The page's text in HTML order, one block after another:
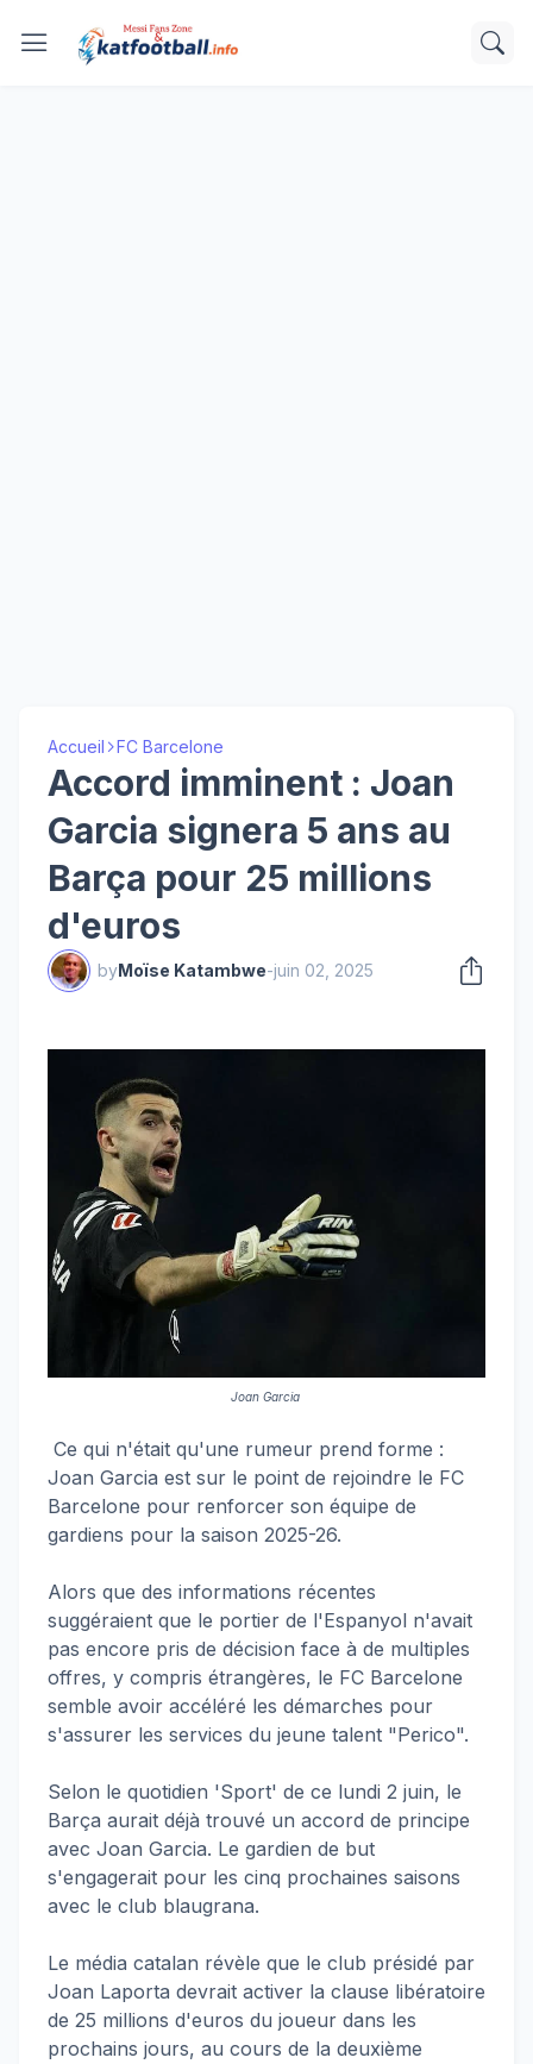
Accueil FC Barcelone
Accord imminent : Joan
Garcia signera 5 ans au
Barça pour 25 millions
d'euros
byMoïse Katambwe-juin 02, 2025
Joan Garcia
Ce qui n'était qu'une rumeur prend forme :
Joan Garcia est sur le point de rejoindre le FC
Barcelone pour renforcer son équipe de
gardiens pour la saison 2025-26.
Alors que des informations récentes
suggéraient que le portier de l'Espanyol n'avait
pas encore pris de décision face à de multiples
offres, y compris étrangères, le FC Barcelone
semble avoir accéléré les démarches pour
s'assurer les services du jeune talent "Perico".
Selon le quotidien 'Sport' de ce lundi 2 juin, le
Barça aurait déjà trouvé un accord de principe
avec Joan Garcia. Le gardien de but
s'engagerait pour les cinq prochaines saisons
avec le club blaugrana.
Le média catalan révèle que le club présidé par
Joan Laporta devrait activer la clause libératoire
de 25 millions d'euros du joueur dans les
prochains jours, au cours de la deuxième